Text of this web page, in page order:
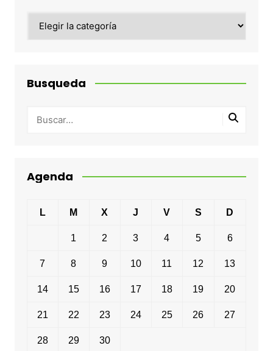
Busqueda
Agenda
L M X J V S D
1 2 3 4 5 6
7 8 9 10 11 12 13
14 15 16 17 18 19 20
21 22 23 24 25 26 27
28 29 30